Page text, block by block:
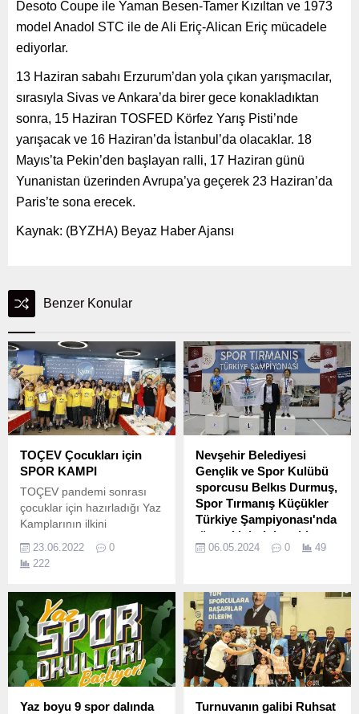
Desoto Coupe ile Yaman Besen-Tamer Kızıltan ve 1973
model Anadol STC ile de Ali Eriç-Alican Eriç mücadele
ediyorlar.
13 Haziran sabahı Erzurum’dan yola çıkan yarışmacılar,
sırasıyla Sivas ve Ankara’da birer gece konakladıktan
sonra, 15 Haziran TOSFED Körfez Yarış Pisti’nde
yarışacak ve 16 Haziran’da İstanbul’da olacaklar. 18
Mayıs’ta Pekin’den başlayan ralli, 17 Haziran günü
Yunanistan üzerinden Avrupa’ya geçerek 23 Haziran’da
Paris’te sona erecek.
Kaynak: (BYZHA) Beyaz Haber Ajansı
Benzer Konular
TOÇEV Çocukları için
SPOR KAMPI
TOÇEV pandemi sonrası
çocuklar için hazırladığı Yaz
Kamplarının ilkini
23.06.2022
0
222
Nevşehir Belediyesi
Gençlik ve Spor Kulübü
sporcusu Belkıs Durmuş,
Spor Tırmanış Küçükler
Türkiye Şampiyonası'nda
tüm rakiplerini geride
bırakarak Türkiye
Tırmanış Duvarı’nda
yapılan şampiyonada,
Nevşehir Belediyesi Gençlik
ve Spor Kulübü sporcusu
Belkıs Durmuş Türkiye
Şampiyonu oldu.
06.05.2024 0 49
Yaz boyu 9 spor dalında
Turnuvanın galibi Ruhsat